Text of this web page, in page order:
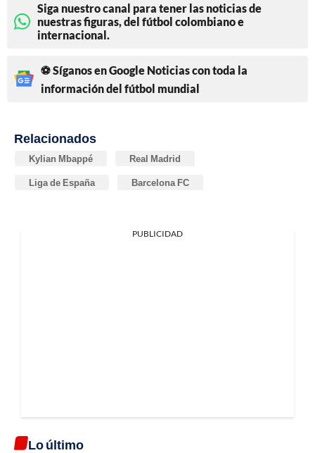
Siga nuestro canal para tener las noticias de
nuestras figuras, del fútbol colombiano e
internacional.
⚽ Síganos en Google Noticias con toda la
información del fútbol mundial
Relacionados
Kylian Mbappé Real Madrid
Liga de España Barcelona FC
PUBLICIDAD
Lo último